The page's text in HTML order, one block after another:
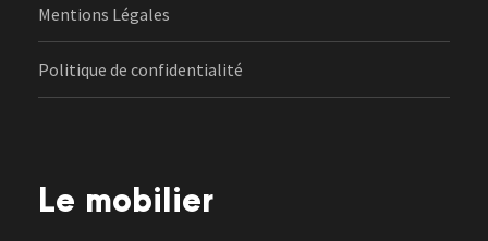
Mentions Légales
Politique de confidentialité
Le mobilier